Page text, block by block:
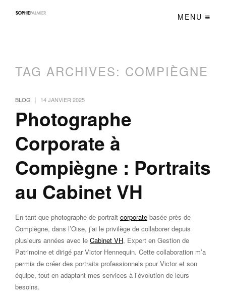
MENU
TAG ARCHIVES: COMPIÈGNE
BLOG | 14 JANVIER 2025
Photographe
Corporate à
Compiègne : Portraits
au Cabinet VH
En tant que photographe de portrait corporate basée près de
Compiègne, dans l’Oise, j’ai le privilège de collaborer depuis
plusieurs années avec le Cabinet VH, Expert en Gestion de
Patrimoine et dirigé par Victor Hennequin. Cette collaboration m’a
permis de créer des portraits professionnels pour Victor et son
équipe, tout en adaptant mes services à l’évolution de leurs
besoins.